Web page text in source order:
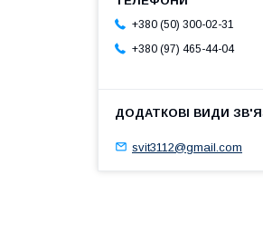
+380 (50) 300-02-31
+380 (97) 465-44-04
svit3112@gmail.com